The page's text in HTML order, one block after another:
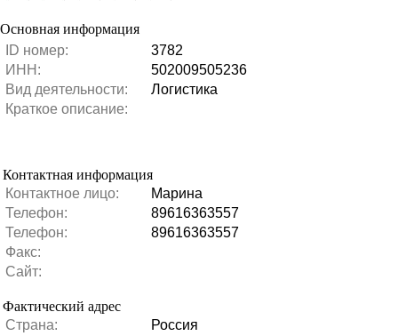
Основная информация
ID номер:
3782
ИНН:
502009505236
Вид деятельности:
Логистика
Краткое описание:
Контактная информация
Контактное лицо:
Марина
Телефон:
89616363557
Телефон:
89616363557
Факс:
Сайт:
Фактический адрес
Страна:
Россия